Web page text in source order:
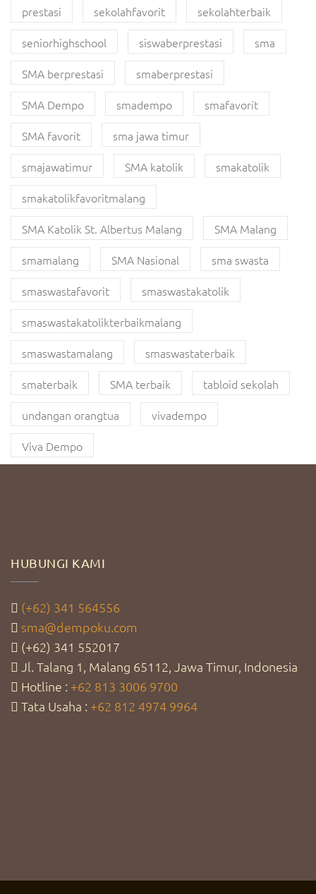
prestasi
sekolahfavorit
sekolahterbaik
seniorhighschool
siswaberprestasi
sma
SMA berprestasi
smaberprestasi
SMA Dempo
smadempo
smafavorit
SMA favorit
sma jawa timur
smajawatimur
SMA katolik
smakatolik
smakatolikfavoritmalang
SMA Katolik St. Albertus Malang
SMA Malang
smamalang
SMA Nasional
sma swasta
smaswastafavorit
smaswastakatolik
smaswastakatolikterbaikmalang
smaswastamalang
smaswastaterbaik
smaterbaik
SMA terbaik
tabloid sekolah
undangan orangtua
vivadempo
Viva Dempo
HUBUNGI KAMI
(+62) 341 564556
sma@dempoku.com
(+62) 341 552017
Jl. Talang 1, Malang 65112, Jawa Timur, Indonesia
Hotline : +62 813 3006 9700
Tata Usaha : +62 812 4974 9964